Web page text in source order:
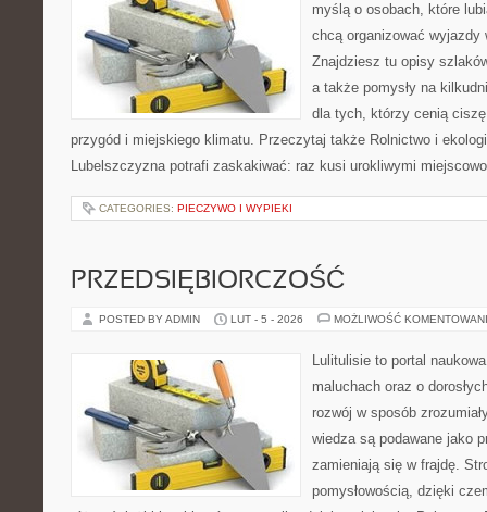
myślą o osobach, które
chcą organizować wyjazdy
Znajdziesz tu opisy
a także pomysły na
dla tych, którzy cenią
przygód i miejskiego klimatu. Przeczytaj także Rolnictwo i
Lubelszczyzna potrafi zaskakiwać: raz kusi urokliwymi
CATEGORIES: PIECZYWO I WYPIEKI
PRZEDSIĘBIORCZOŚĆ
POSTED BY ADMIN LUT - 5 - 2026 MOŻLIWOŚĆ
Lulitulisie to portal
maluchach oraz o
rozwój w sposób
wiedza są podawane jako
zamieniają się w frajdę.
pomysłowością, dzięki